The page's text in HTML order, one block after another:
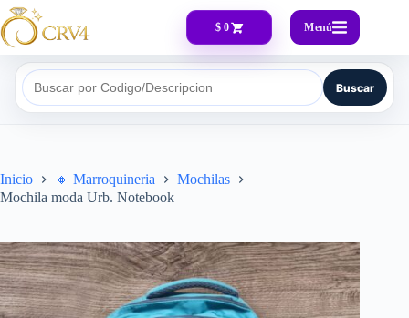
$ 0 Menú
Buscar por Codigo/Descripcion Buscar
Inicio 🔸​ Marroquineria
Mochilas
Mochila moda Urb. Notebook